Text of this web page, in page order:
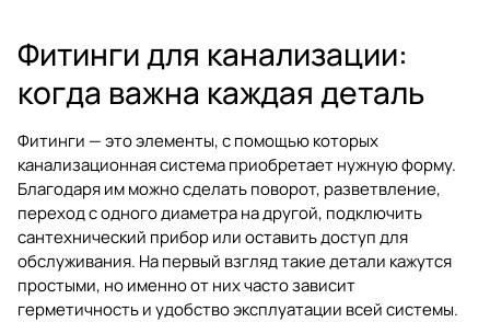
Фитинги для канализации:
когда важна каждая деталь
Фитинги — это элементы, с помощью которых
канализационная система приобретает нужную форму.
Благодаря им можно сделать поворот, разветвление,
переход с одного диаметра на другой, подключить
сантехнический прибор или оставить доступ для
обслуживания. На первый взгляд такие детали кажутся
простыми, но именно от них часто зависит
герметичность и удобство эксплуатации всей системы.